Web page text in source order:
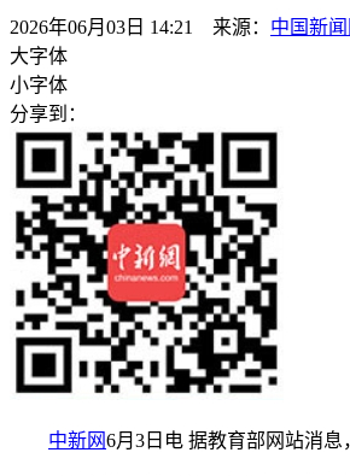
2026年06月03日 14:21 来源： 中国新闻
大字体
小字体
分享到：
中新网6月3日电 据教育部网站消